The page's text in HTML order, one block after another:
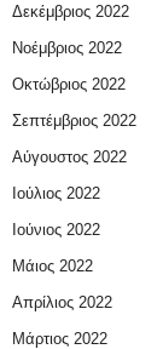
Δεκέμβριος 2022
Νοέμβριος 2022
Οκτώβριος 2022
Σεπτέμβριος 2022
Αύγουστος 2022
Ιούλιος 2022
Ιούνιος 2022
Μάιος 2022
Απρίλιος 2022
Μάρτιος 2022